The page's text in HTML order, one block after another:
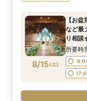
8/15(土)
【お
など最
り相談
ル海老
ティ会
所要時